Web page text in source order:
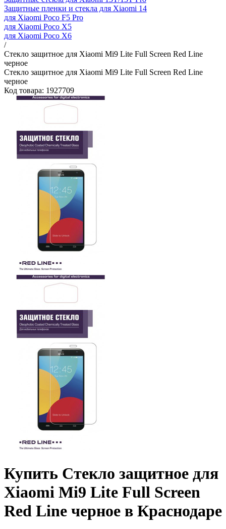
Защитные пленки и стекла для Xiaomi 14
для Xiaomi Poco F5 Pro
для Xiaomi Poco X5
для Xiaomi Poco X6
/
Стекло защитное для Xiaomi Mi9 Lite Full Screen Red Line
черное
Стекло защитное для Xiaomi Mi9 Lite Full Screen Red Line
черное
Код товара: 1927709
Купить Стекло защитное для
Xiaomi Mi9 Lite Full Screen
Red Line черное в Краснодаре